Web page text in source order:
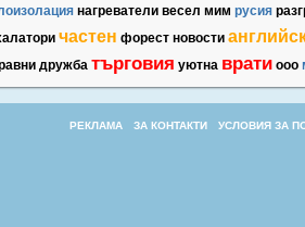
нагреватели весел мим русия
частен форест новости
дружба търговия уютна врати ооо
РЕКЛАМА ЗА КОНТАКТИ УСЛОВИЯ ЗА